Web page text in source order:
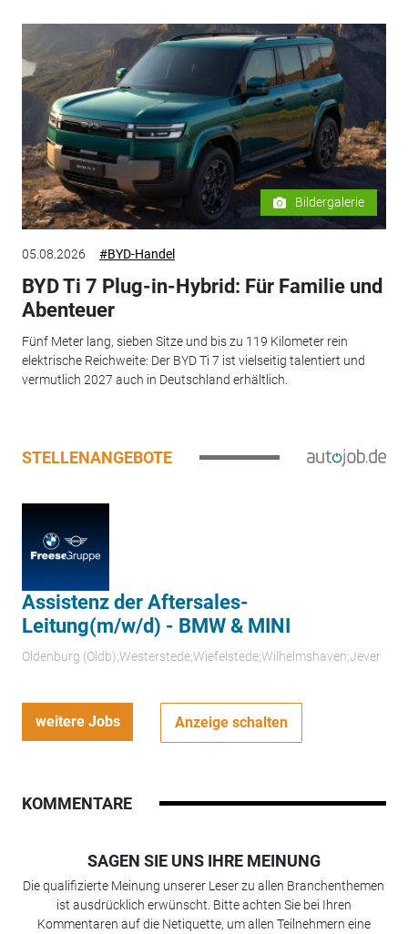
Bildergalerie
05.08.2026 #BYD-Handel
BYD Ti 7 Plug-in-Hybrid: Für Familie und
Abenteuer
Fünf Meter lang, sieben Sitze und bis zu 119 Kilometer rein
elektrische Reichweite: Der BYD Ti 7 ist vielseitig talentiert und
vermutlich 2027 auch in Deutschland erhältlich.
STELLENANGEBOTE
Assistenz der Aftersales-
Leitung(m/w/d) - BMW & MINI
Oldenburg (Oldb);Westerstede;Wiefelstede;Wilhelmshaven;Jever
weitere Jobs Anzeige schalten
KOMMENTARE
SAGEN SIE UNS IHRE MEINUNG
Die qualifizierte Meinung unserer Leser zu allen Branchenthemen
ist ausdrücklich erwünscht. Bitte achten Sie bei Ihren
Kommentaren auf die Netiquette, um allen Teilnehmern eine